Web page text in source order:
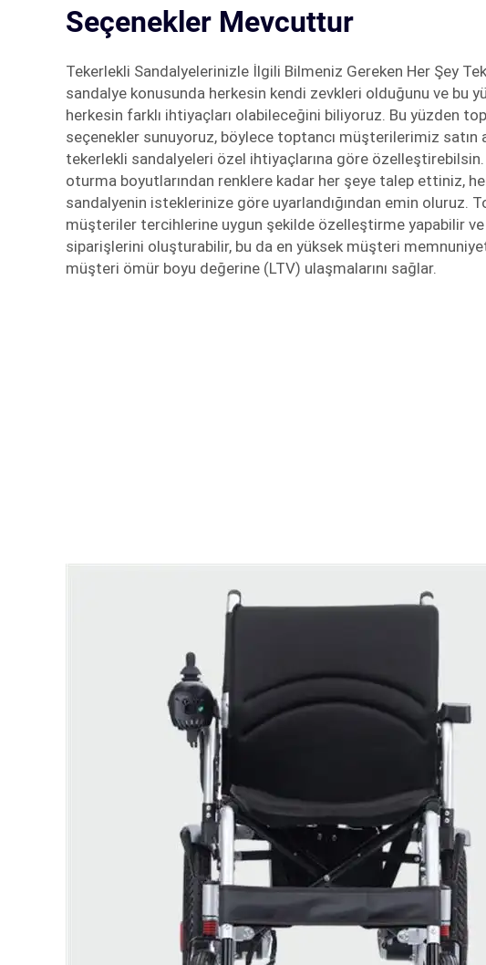
Seçenekler Mevcuttur
Tekerlekli Sandalyelerinizle İlgili Bilmeniz Gereken Her Şey
sandalye konusunda herkesin kendi zevkleri olduğunu ve bu
herkesin farklı ihtiyaçları olabileceğini biliyoruz. Bu yüzden
seçenekler sunuyoruz, böylece toptancı müşterilerimiz satın
tekerlekli sandalyeleri özel ihtiyaçlarına göre özelleştirebilsin.
oturma boyutlarından renklere kadar her şeye talep ettiniz,
sandalyenin isteklerinize göre uyarlandığından emin oluruz.
müşteriler tercihlerine uygun şekilde özelleştirme yapabilir ve
siparişlerini oluşturabilir, bu da en yüksek müşteri
müşteri ömür boyu değerine (LTV) ulaşmalarını sağlar.